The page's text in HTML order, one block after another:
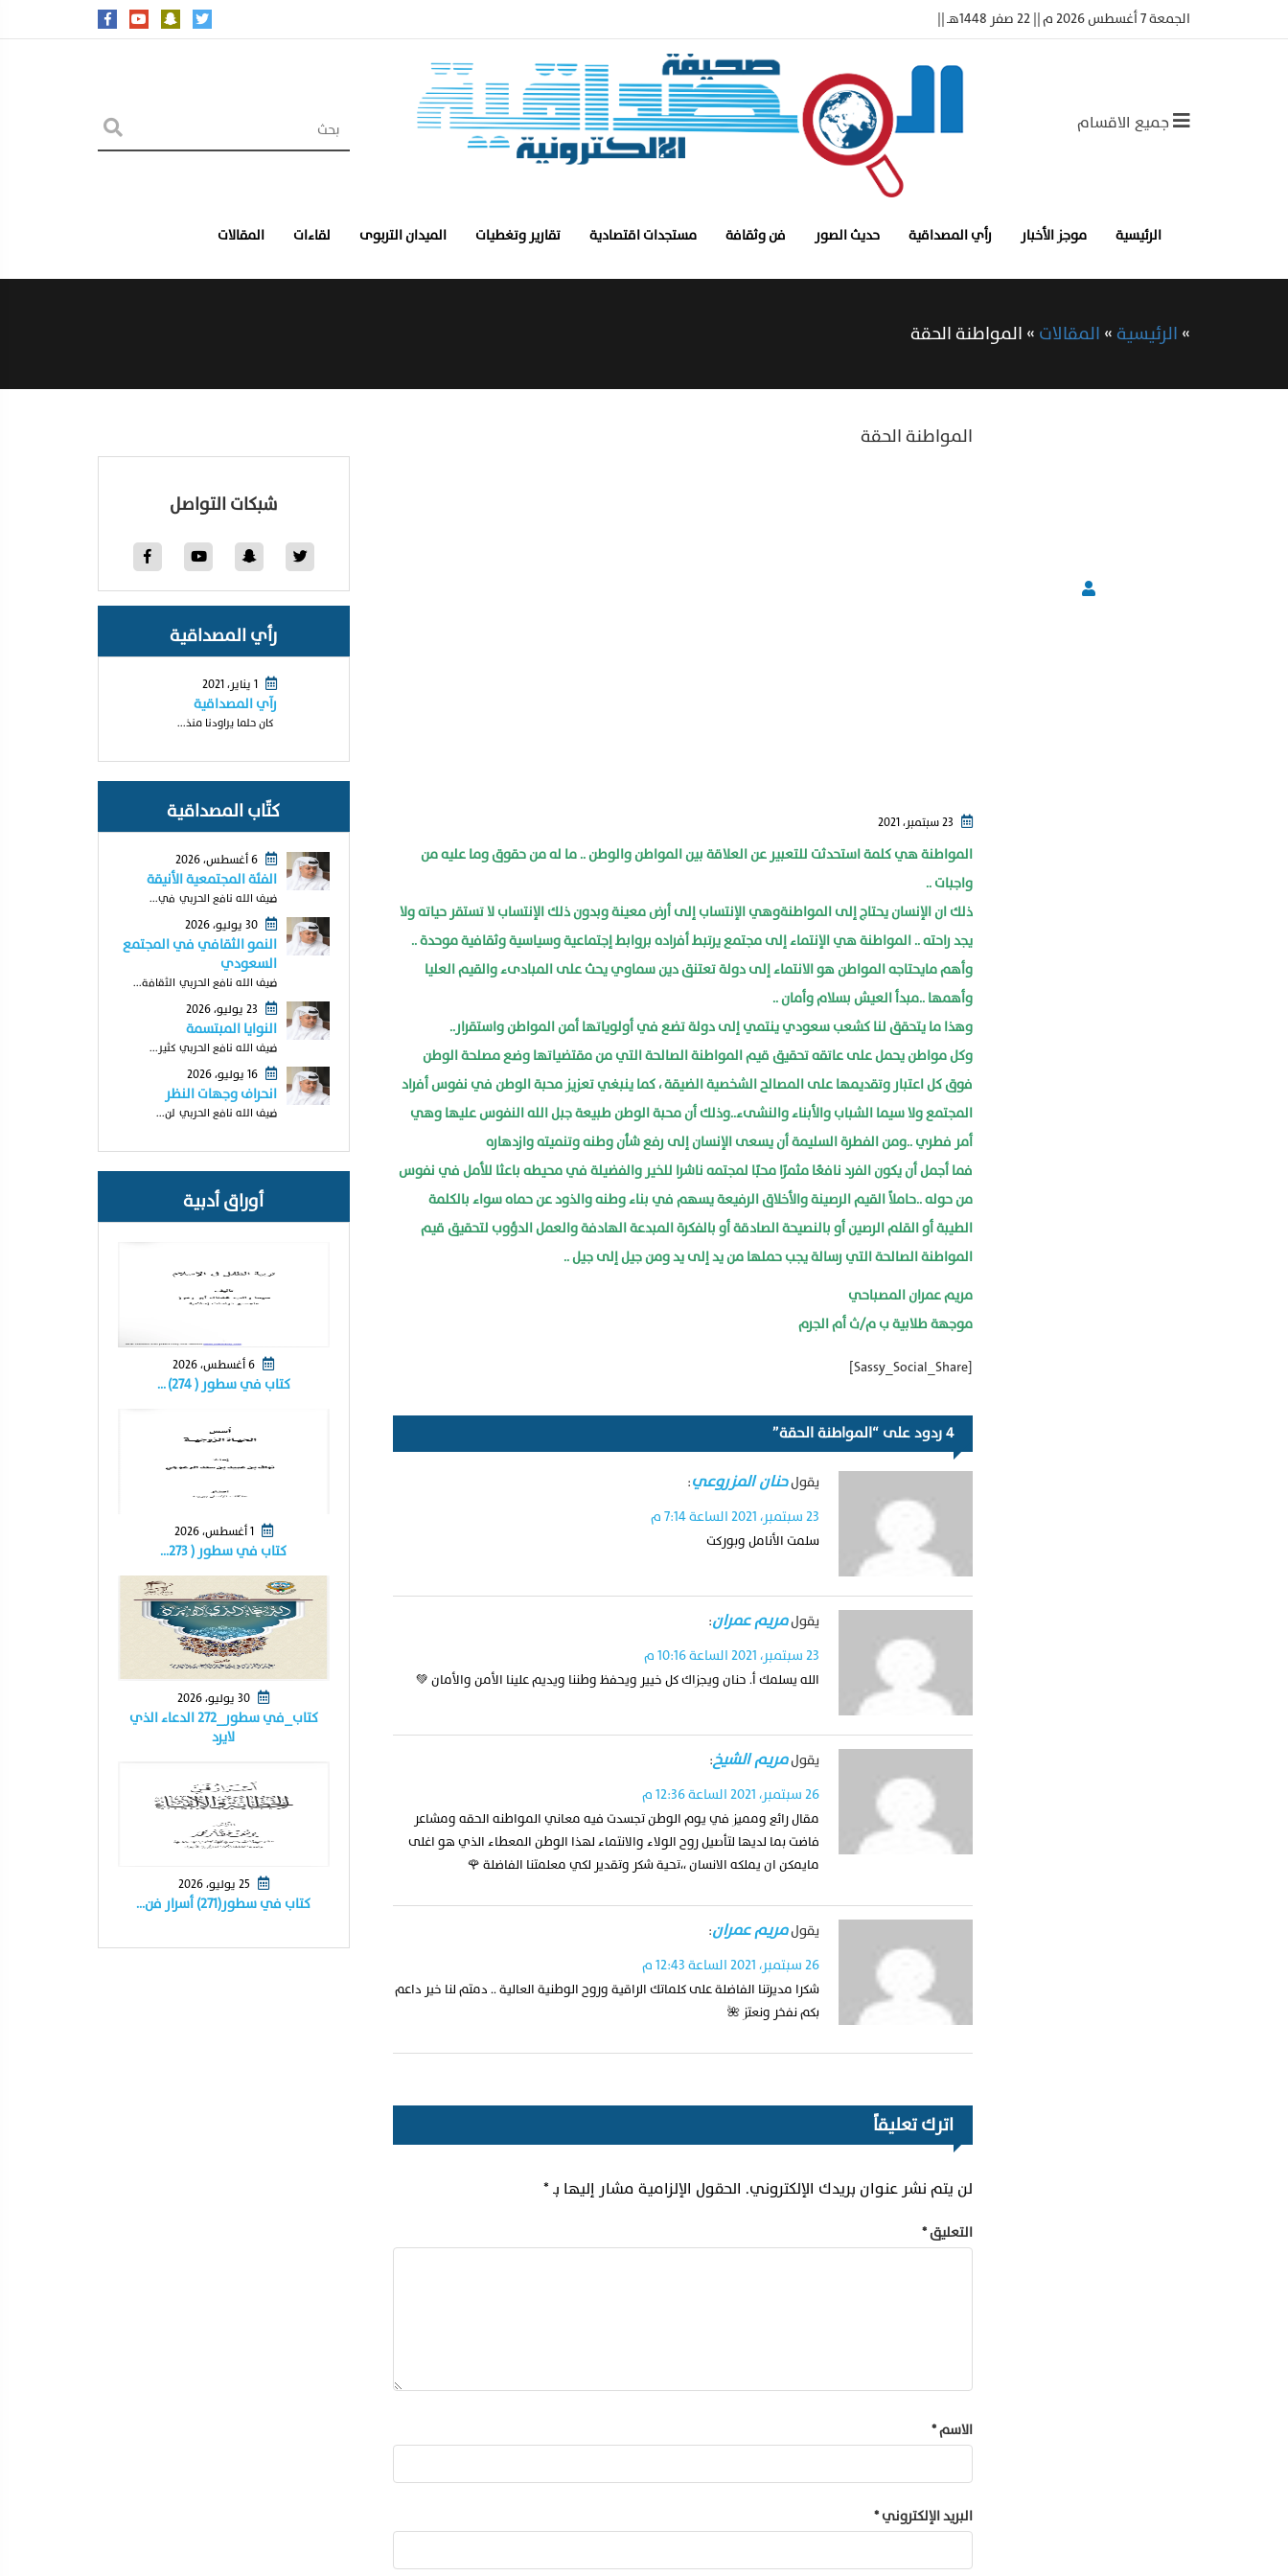
الجمعة 7 أغسطس 2026 م || 22 صفر 1448هـ ||
جميع الاقسام
الرئيسية موجز الأخبار رأي المصداقية حديث الصور فن وثقافة مستجدات اقتصادية تقارير وتغطيات الميدان التربوى لقاءات المقالات
»الرئيسية»المقالات»‏المواطنة الحقة
‏المواطنة الحقة
المواطنة هي كلمة استحدثت للتعبير عن العلاقة بين المواطن والوطن .. ما له من حقوق وما عليه من
واجبات ..
ذلك ان الإنسان يحتاج إلى المواطنةوهي الإنتساب إلى أرض معينة وبدون ذلك الإنتساب لا تستقر حياته ولا
يجد راحته .. المواطنة هي الإنتماء إلى مجتمع يرتبط أفراده بروابط إجتماعية وسياسية وثقافية موحدة ..
وأهم مايحتاجه المواطن هو الانتماء إلى دولة تعتنق دين سماوي يحث على المبادىء والقيم العليا
وأهمها ..مبدأ العيش بسلام وأمان ..
وهذا ما يتحقق لنا كشعب سعودي ينتمي إلى دولة تضع في أولوياتها أمن المواطن واستقرار..
وكل مواطن يحمل على عاتقه تحقيق قيم المواطنة الصالحة التي من مقتضياتها وضع مصلحة الوطن
فوق كل اعتبار وتقديمها على المصالح الشخصية الضيقة ، كما ينبغي تعزيز محبة الوطن في نفوس أفراد
المجتمع ولا سيما الشباب والأبناء والنشىء..وذلك أن محبة الوطن طبيعة جبل الله النفوس عليها وهي
أمر فطري ..ومن الفطرة السليمة أن يسعى الإنسان إلى رفع شأن وطنه وتنميته وازدهاره
فما أجمل أن يكون الفرد نافعًا مثمرًا محبًا لمجتمه ناشرا للخير والفضيلة في محيطه باعثا للأمل في نفوس
من حوله ..حاملاً القيم الرصينة والأخلاق الرفيعة يسهم في بناء وطنه والذود عن حماه سواء بالكلمة
الطيبة أو القلم الرصين أو بالنصيحة الصادقة أو بالفكرة المبدعة الهادفة والعمل الدؤوب لتحقيق قيم
المواطنة الصالحة التي رسالة يجب حملها من يد إلى يد ومن جيل إلى جيل ..
مريم عمران المصباحي
موجهة طلابية ب م/ث أم الجرم
[Sassy_Social_Share]
4 ردود على “‏المواطنة الحقة”
يقولحنان المزروعي:
23 سبتمبر، 2021 الساعة 7:14 م
سلمت الأنامل وبوركت
يقولمريم عمران:
23 سبتمبر، 2021 الساعة 10:16 م
الله يسلمك أ. حنان ويجزاك كل خيير ويحفظ وطننا ويديم علينا الأمن والأمان 💚
يقولمريم الشيخ:
26 سبتمبر، 2021 الساعة 12:36 م
مقال رائع ومميز في يوم الوطن تجسدت فيه معاني المواطنه الحقه ومشاعر
فاضت بما لديها لتأصيل روح الولاء والانتماء لهذا الوطن المعطاء الذي هو اغلى
مايمكن ان يملكه الانسان ،،تحية شكر وتقدير لكي معلمتنا الفاضلة 🌹
يقولمريم عمران:
26 سبتمبر، 2021 الساعة 12:43 م
شكرا مديرتنا الفاضلة على كلماتك الراقية وروح الوطنية العالية .. دمتم لنا خير داعم
بكم نفخر ونعتز 🌺
اترك تعليقاً
لن يتم نشر عنوان بريدك الإلكتروني. الحقول الإلزامية مشار إليها بـ*
التعليق*
الاسم*
البريد الإلكتروني*
شبكات التواصل
رأي المصداقية
رآي المصداقية
كان حلما يراودنا منذ...
كتّاب المصداقية
الفئة المجتمعية الأنيقة
ضيف الله نافع الحربي في...
النمو الثقافي في المجتمع
السعودي
ضيف الله نافع الحربي الثقافة...
النوايا المبتسمة
ضيف الله نافع الحربي كثير...
انحراف وجهات النظر
ضيف الله نافع الحربي لن...
أوراق أدبية
كتاب في سطور ( ٢٧٤) …
1 أغسطس، 2026
كتاب في سطور ( ٢٧٣…
كتاب_في سطور_٢٧٢ الدعاء الذي
لايرد
كتاب في سطور(٢٧١) أسرار فن…